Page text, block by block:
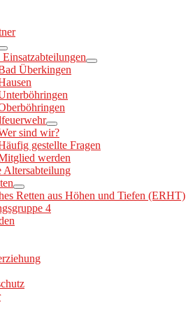
Überkingen
sind wir?
gestellte Fragen
werden
Altersabteilung
Retten aus Höhen und Tiefen (ERHT)
4